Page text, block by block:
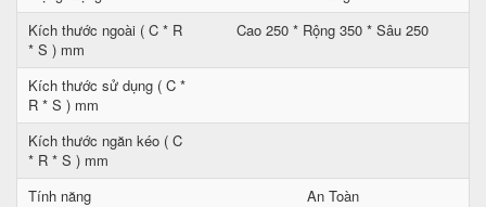
Kích thước ngoài ( C * R
* S ) mm
Cao 250 * Rộng 350 * Sâu 250
Kích thước sử dụng ( C *
R * S ) mm
Kích thước ngăn kéo ( C
* R * S ) mm
Tính năng
An Toàn